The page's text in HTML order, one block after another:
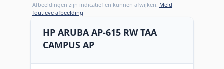
Afbeeldingen zijn indicatief en kunnen afwijken. Meld
foutieve afbeelding
HP ARUBA AP-615 RW TAA
CAMPUS AP